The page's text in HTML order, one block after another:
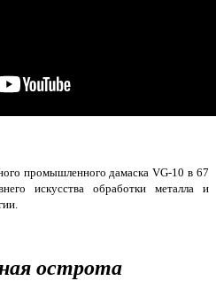
промышленного дамаска VG-10 в 67
искусства обработки металла и
острота